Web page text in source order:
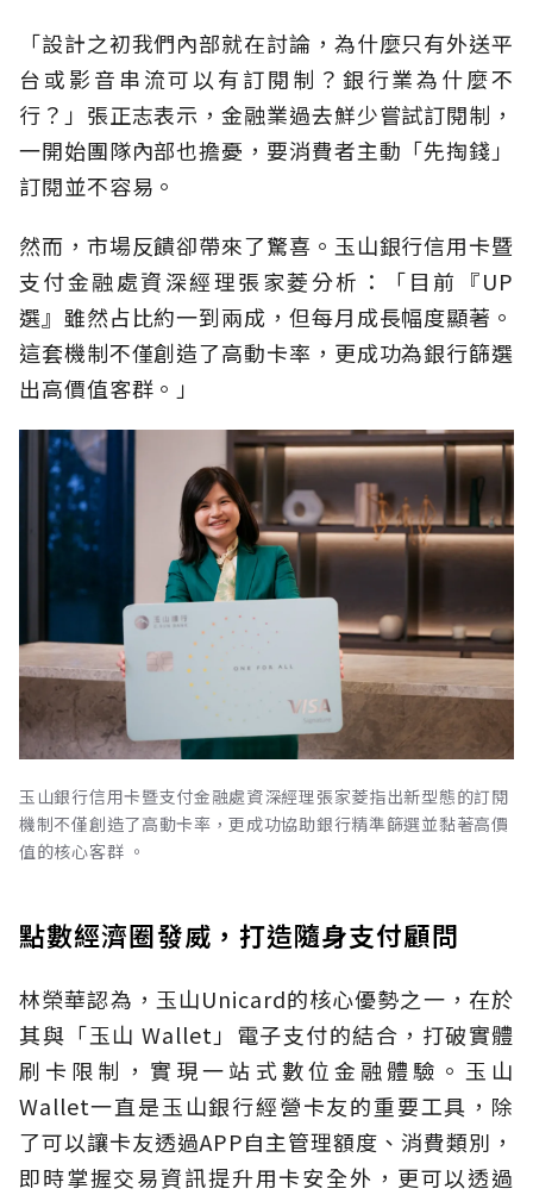
「設計之初我們內部就在討論，為什麼只有外送平
台或影音串流可以有訂閱制？銀行業為什麼不
行？」張正志表示，金融業過去鮮少嘗試訂閱制，
一開始團隊內部也擔憂，要消費者主動「先掏錢」
訂閱並不容易。
然而，市場反饋卻帶來了驚喜。玉山銀行信用卡暨
支付金融處資深經理張家菱分析：「目前『UP
選』雖然占比約一到兩成，但每月成長幅度顯著。
這套機制不僅創造了高動卡率，更成功為銀行篩選
出高價值客群。」
玉山銀行信用卡暨支付金融處資深經理張家菱指出新型態的訂閱
機制不僅創造了高動卡率，更成功協助銀行精準篩選並黏著高價
值的核心客群 。
點數經濟圈發威，打造隨身支付顧問
林榮華認為，玉山Unicard的核心優勢之一，在於
其與「玉山 Wallet」電子支付的結合，打破實體
刷卡限制，實現一站式數位金融體驗。玉山
Wallet一直是玉山銀行經營卡友的重要工具，除
了可以讓卡友透過APP自主管理額度、消費類別，
即時掌握交易資訊提升用卡安全外，更可以透過